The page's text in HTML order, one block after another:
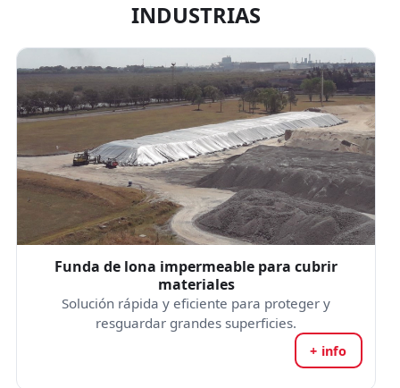
INDUSTRIAS
Funda de lona impermeable para cubrir
materiales
Solución rápida y eficiente para proteger y
resguardar grandes superficies.
+ info